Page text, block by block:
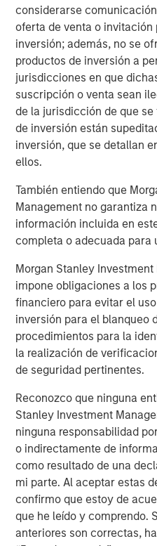
considerarse
oferta de venta o
inversión; además, no se
productos de inversión a
jurisdicciones en que
suscripción o venta sean
de la jurisdicción de que
de inversión están
inversión, que se detallan
ellos.
También entiendo que
Management no garantiza
información incluida en
completa o adecuada para
Morgan Stanley
impone obligaciones a los
financiero para evitar el
inversión para el blanqueo
procedimientos para la
la realización de
de seguridad pertinentes.
Reconozco que ninguna
Stanley Investment
ninguna responsabilidad
o indirectamente de
como resultado de una
mi parte. Al aceptar estas
confirmo que estoy de
que he leído y comprendo.
anteriores son correctas,
ARTÍCULOS RELACIONADOS
CONSILIENT OBSERVER
The Wisdom of
Behavior in
Markets
CONSILIENT OBSERVER
Opportunities and
Value of Growth
CONSILIENT OBSERVER
Bayes and Base Rates
The Authors
Michael
Managing
Dan
Vice President